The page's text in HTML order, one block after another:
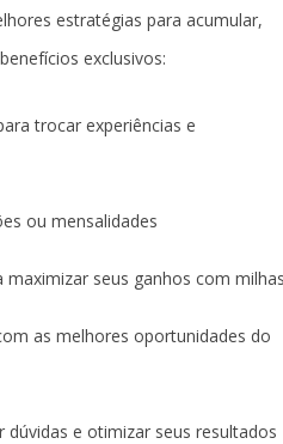
estratégias para acumular,
exclusivos:
trocar experiências e
ou mensalidades
maximizar seus ganhos com milhas
as melhores oportunidades do
dúvidas e otimizar seus resultados